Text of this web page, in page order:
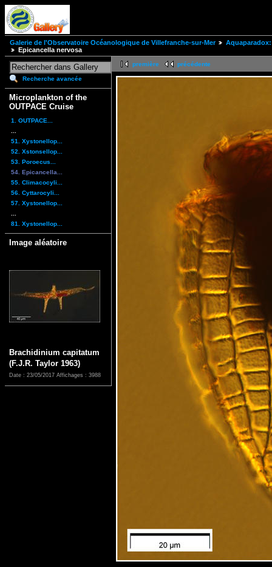
Galerie de l'Observatoire Océanologique de Villefranche-sur-Mer
Epicancella nervosa
Recherche avancée
Microplankton of the
OUTPACE Cruise
1. OUTPACE...
51. Xystonellop...
52. Xstonsellop...
53. Poroecus...
54. Epicancella...
55. Climacocyli...
56. Cyttarocyli...
57. Xystonellop...
81. Xystonellop...
Image aléatoire
Brachidinium capitatum
(F.J.R. Taylor 1963)
Date : 23/05/2017 Affichages : 3988
première précédente